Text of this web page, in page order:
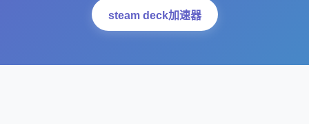
steam deck加速器